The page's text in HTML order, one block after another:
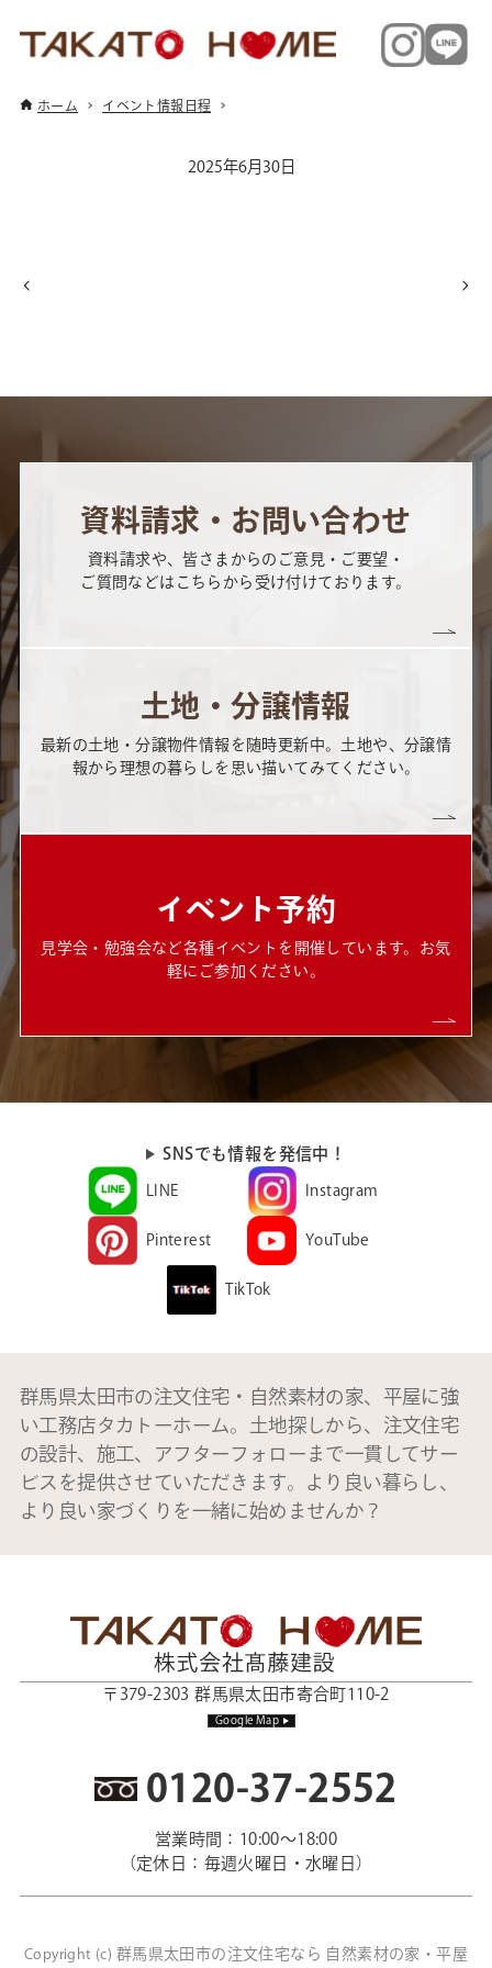
ホーム イベント情報日程
2025年6月30日
資料請求・お問い合わせ
資料請求や、皆さまからのご意見・ご要望・
ご質問などはこちらから受け付けております。
土地・分譲情報
最新の土地・分譲物件情報を随時更新中。土地や、分譲情
報から理想の暮らしを思い描いてみてください。
イベント予約
見学会・勉強会など各種イベントを開催しています。お気
軽にご参加ください。
SNSでも情報を発信中！
LINE Instagram
Pinterest YouTube
TikTok
群馬県太田市の注文住宅・自然素材の家、平屋に強
い工務店タカトーホーム。土地探しから、注文住宅
の設計、施工、アフターフォローまで一貫してサー
ビスを提供させていただきます。より良い暮らし、
より良い家づくりを一緒に始めませんか？
〒379-2303 群馬県太田市寄合町110-2
Google Map
0120-37-2552
営業時間：10:00～18:00
（定休日：毎週火曜日・水曜日）
Copyright (c) 群馬県太田市の注文住宅なら 自然素材の家・平屋